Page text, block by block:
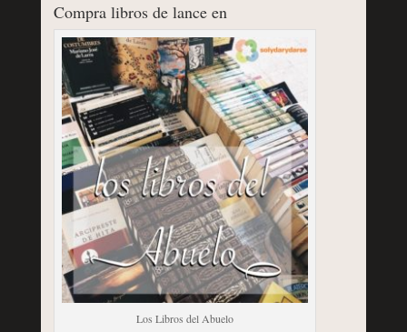
Compra libros de lance en
Los Libros del Abuelo